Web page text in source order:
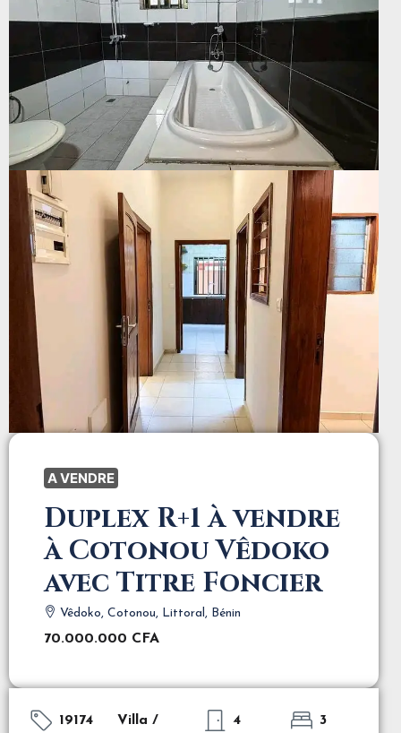
A VENDRE
Duplex R+1 à vendre
à Cotonou Vêdoko
avec Titre Foncier
Vêdoko, Cotonou, Littoral, Bénin
70.000.000 CFA
19174
Villa /
4
3